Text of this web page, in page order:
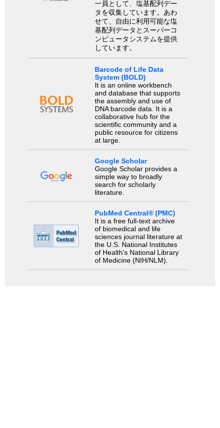
一員として、塩基配列デー
タを収集しています。あわ
せて、自由に利用可能な塩
基配列データとスーパーコ
ンピュータシステムを提供
しています。
Barcode of Life Data
System (BOLD)
It is an online workbench
and database that supports
the assembly and use of
DNA barcode data. It is a
collaborative hub for the
scientific community and a
public resource for citizens
at large.
Google Scholar
Google Scholar provides a
simple way to broadly
search for scholarly
literature.
PubMed Central® (PMC)
It is a free full-text archive
of biomedical and life
sciences journal literature at
the U.S. National Institutes
of Health's National Library
of Medicine (NIH/NLM).